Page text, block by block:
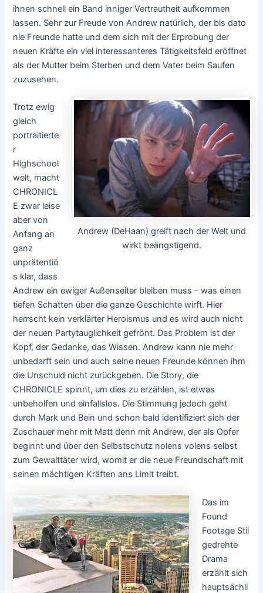
ihnen schnell ein Band inniger Vertrautheit aufkommen
lassen. Sehr zur Freude von Andrew natürlich, der bis dato
nie Freunde hatte und dem sich mit der Erprobung der
neuen Kräfte ein viel interessanteres Tätigkeitsfeld eröffnet
als der Mutter beim Sterben und dem Vater beim Saufen
zuzusehen.
Andrew (DeHaan) greift nach der Welt und
wirkt beängstigend.
Trotz ewig
gleich
portraitierte
r
Highschool
welt, macht
CHRONICL
E zwar leise
aber von
Anfang an
ganz
unprätentiö
s klar, dass
Andrew ein ewiger Außenseiter bleiben muss – was einen
tiefen Schatten über die ganze Geschichte wirft. Hier
herrscht kein verklärter Heroismus und es wird auch nicht
der neuen Partytauglichkeit gefrönt. Das Problem ist der
Kopf, der Gedanke, das Wissen. Andrew kann nie mehr
unbedarft sein und auch seine neuen Freunde können ihm
die Unschuld nicht zurückgeben. Die Story, die
CHRONICLE spinnt, um dies zu erzählen, ist etwas
unbeholfen und einfallslos. Die Stimmung jedoch geht
durch Mark und Bein und schon bald identifiziert sich der
Zuschauer mehr mit Matt denn mit Andrew, der als Opfer
beginnt und über den Selbstschutz nolens volens selbst
zum Gewalttäter wird, womit er die neue Freundschaft mit
seinen mächtigen Kräften ans Limit treibt.
Das im
Found
Footage Stil
gedrehte
Drama
erzählt sich
hauptsächli